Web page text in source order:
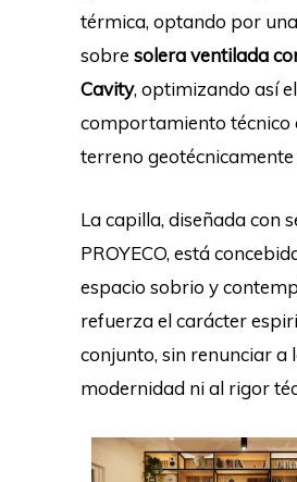
térmica, optando por
sobre solera ventilada
Cavity, optimizando así el
comportamiento técnico
terreno geotécnicamente
La capilla, diseñada con
PROYECO, está
espacio sobrio y
refuerza el carácter
conjunto, sin renunciar a
modernidad ni al rigor